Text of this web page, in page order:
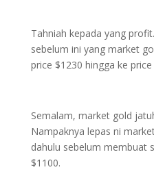
Tahniah kepada yang
sebelum ini yang market
price $1230 hingga ke price
Semalam, market gold
Nampaknya lepas ni
dahulu sebelum membuat
$1100.